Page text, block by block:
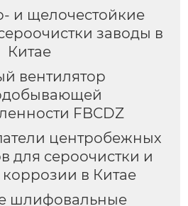
и щелочестойкие
заводы в
Китае
вентилятор
FBCDZ
центробежных
для сероочистки и
в Китае
шлифовальные